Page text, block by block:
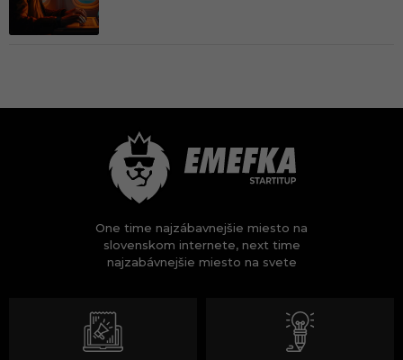
One time najzábavnejšie miesto na
slovenskom internete, next time
najzabávnejšie miesto na svete